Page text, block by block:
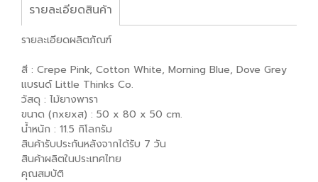
รายละเอียดสินค้า
รายละเอียดผลิตภัณฑ์
สี : Crepe Pink, Cotton White, Morning Blue, Dove Grey
แบรนด์ Little Thinks Co.
วัสดุ : ไม้ยางพารา
ขนาด (กxยxส) : 50 x 80 x 50 cm.
น้ำหนัก : 11.5 กิโลกรัม
สินค้ารับประกันหลังจากได้รับ 7 วัน
สินค้าผลิตในประเทศไทย
คุณสมบัติ